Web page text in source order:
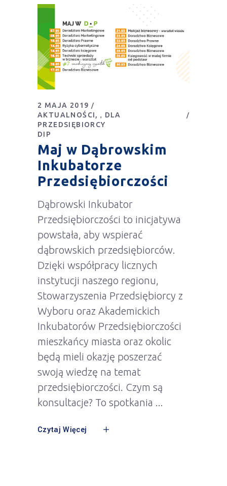
2 MAJA 2019
AKTUALNOŚCI
,
DLA
PRZEDSIĘBIORCY
DIP
Maj w Dąbrowskim
Inkubatorze
Przedsiębiorczości
Dąbrowski Inkubator
Przedsiębiorczości to inicjatywa
powstała, aby wspierać
dąbrowskich przedsiębiorców.
Dzięki współpracy licznych
instytucji naszego regionu,
Stowarzyszenia Przedsiębiorcy z
Wyboru oraz Akademickich
Inkubatorów Przedsiębiorczości
mieszkańcy miasta oraz okolic
będą mieli okazję poszerzać
swoją wiedzę na temat
przedsiębiorczości. Czym są
konsultacje? To spotkania
Czytaj Więcej